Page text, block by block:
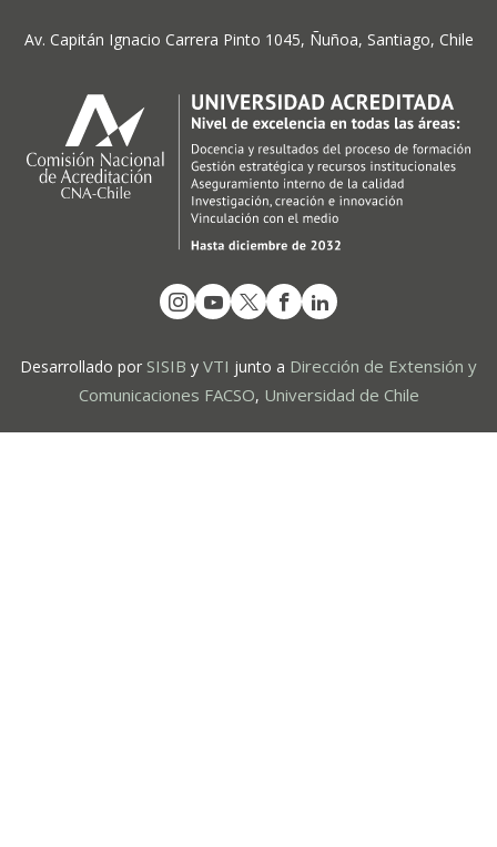
Av. Capitán Ignacio Carrera Pinto 1045, Ñuñoa, Santiago, Chile
Desarrollado por SISIB y VTI junto a Dirección de Extensión y
Comunicaciones FACSO, Universidad de Chile